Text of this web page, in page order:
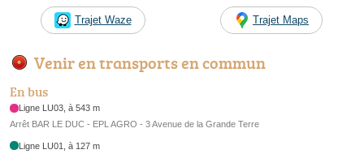
Trajet Waze Trajet Maps
Venir en transports en commun
En bus
Ligne LU03, à 543 m
Arrêt BAR LE DUC - EPL AGRO - 3 Avenue de la Grande Terre
Ligne LU01, à 127 m